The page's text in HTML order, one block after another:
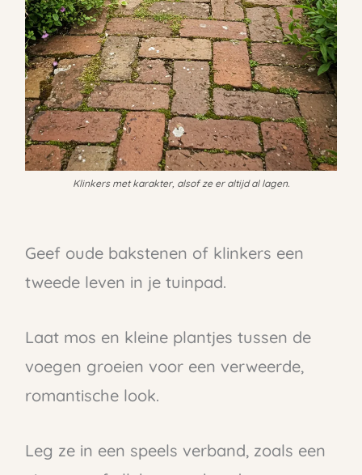
Klinkers met karakter, alsof ze er altijd al lagen.
Geef oude bakstenen of klinkers een
tweede leven in je tuinpad.
Laat mos en kleine plantjes tussen de
voegen groeien voor een verweerde,
romantische look.
Leg ze in een speels verband, zoals een